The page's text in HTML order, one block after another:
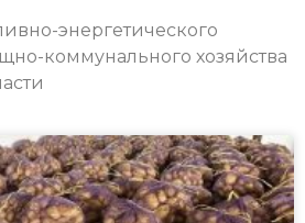
энергетического
коммунального хозяйства